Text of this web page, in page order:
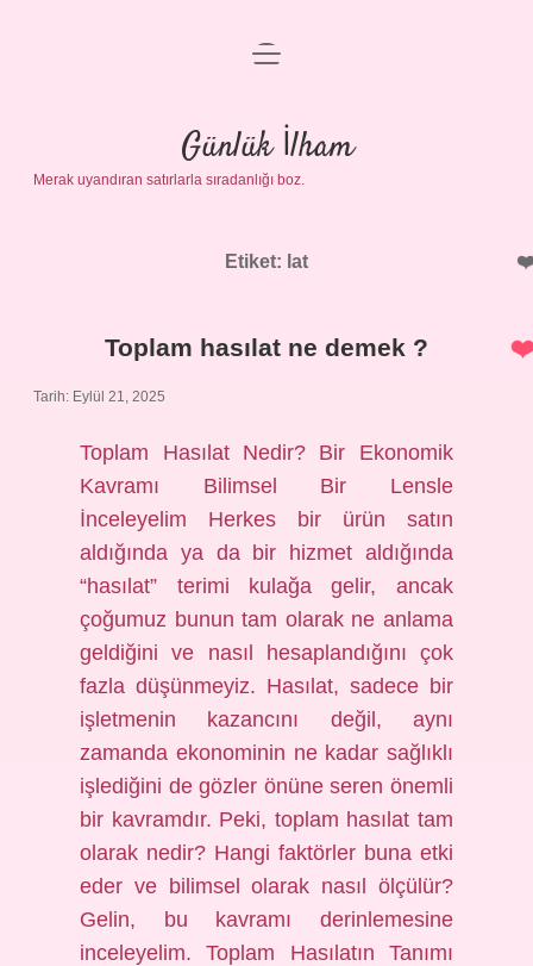
Anasayfa
Gizlilik Politikası
Yasal Uyarı
menüyü
Günlük İlham
Merak uyandıran satırlarla sıradanlığı boz.
Etiket: lat
Toplam hasılat ne demek ?
Tarih: Eylül 21, 2025
Toplam Hasılat Nedir? Bir Ekonomik
Kavramı Bilimsel Bir Lensle
İnceleyelim Herkes bir ürün satın
aldığında ya da bir hizmet aldığında
“hasılat” terimi kulağa gelir, ancak
çoğumuz bunun tam olarak ne anlama
geldiğini ve nasıl hesaplandığını çok
fazla düşünmeyiz. Hasılat, sadece bir
işletmenin kazancını değil, aynı
zamanda ekonominin ne kadar sağlıklı
işlediğini de gözler önüne seren önemli
bir kavramdır. Peki, toplam hasılat tam
olarak nedir? Hangi faktörler buna etki
eder ve bilimsel olarak nasıl ölçülür?
Gelin, bu kavramı derinlemesine
inceleyelim. Toplam Hasılatın Tanımı